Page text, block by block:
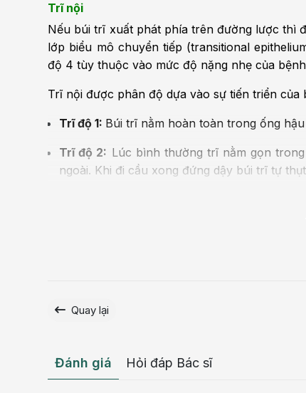
Trĩ nội
Nếu búi trĩ xuất phát phía trên đường lược thì
lớp biểu mô chuyển tiếp (transitional
độ 4 tùy thuộc vào mức độ nặng nhẹ của
Trĩ nội được phân độ dựa vào sự tiến triển
Trĩ độ 1: Búi trĩ nằm hoàn toàn trong ống
Trĩ độ 2: Lúc bình thường trĩ nằm gọn
ngoài. Khi đi cầu xong đứng dậy búi trĩ tự
phải nằm nghỉ một lúc búi trĩ mới tụt vào
Búi trĩ gần như thường xuyên nằm
ngoại. Lúc này búi trĩ được phủ bởi lớp biểu
Trĩ ngoạichia thành 4 thời kỳ:
Quay lại
Đánh giá Hỏi đáp Bác sĩ